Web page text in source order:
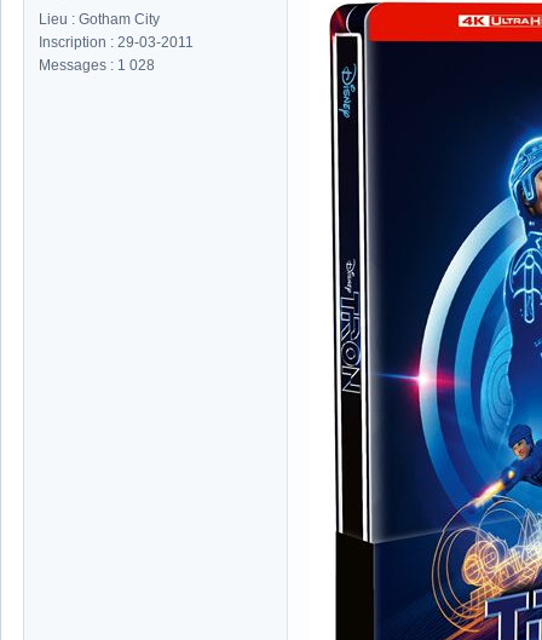
Lieu : Gotham City
Inscription : 29-03-2011
Messages : 1 028